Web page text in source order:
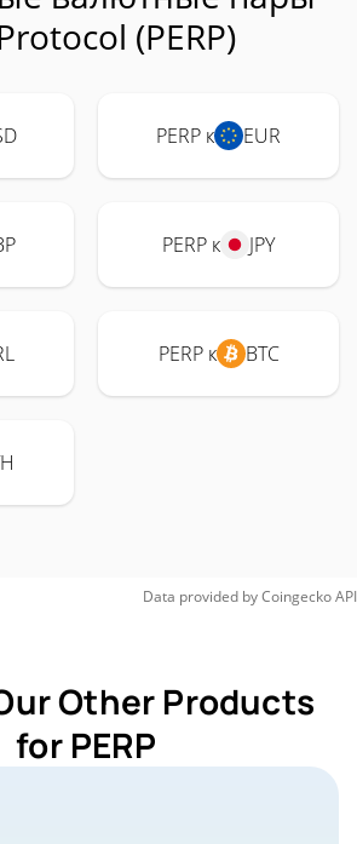
(PERP)
PERP к EUR
PERP к JPY
PERP к BTC
Data provided byCoingeckoAPI
Other Products
for PERP